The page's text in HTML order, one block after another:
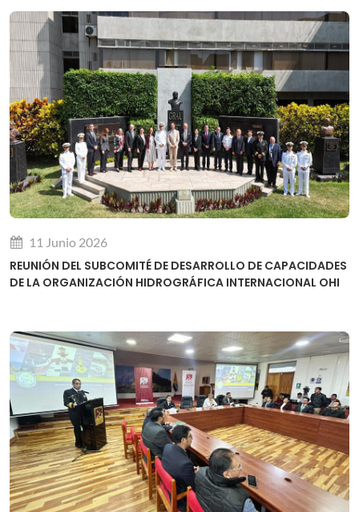
11 Junio 2026
REUNIÓN DEL SUBCOMITÉ DE DESARROLLO DE CAPACIDADES
DE LA ORGANIZACIÓN HIDROGRÁFICA INTERNACIONAL OHI